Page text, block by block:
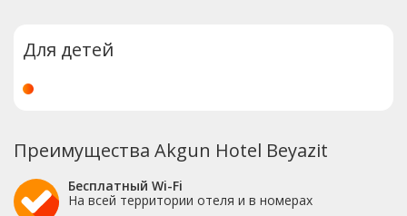
Для детей
Преимущества Akgun Hotel Beyazit
Бесплатный Wi-Fi
На всей территории отеля и в номерах